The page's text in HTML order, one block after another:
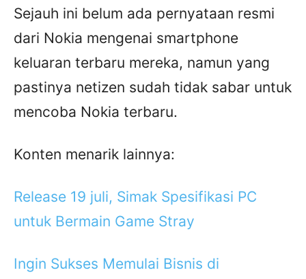
Sejauh ini belum ada pernyataan resmi
dari Nokia mengenai smartphone
keluaran terbaru mereka, namun yang
pastinya netizen sudah tidak sabar untuk
mencoba Nokia terbaru.
Konten menarik lainnya:
Release 19 juli, Simak Spesifikasi PC
untuk Bermain Game Stray
Ingin Sukses Memulai Bisnis di